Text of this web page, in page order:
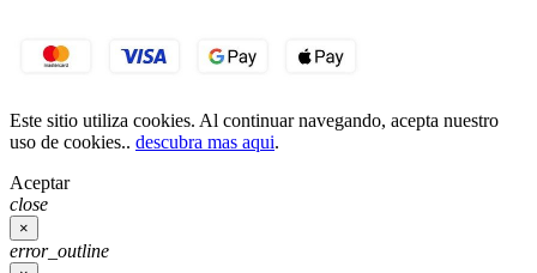
Este sitio utiliza cookies. Al continuar navegando, acepta nuestro
uso de cookies.. descubra mas aqui.
Aceptar
close
×
error_outline